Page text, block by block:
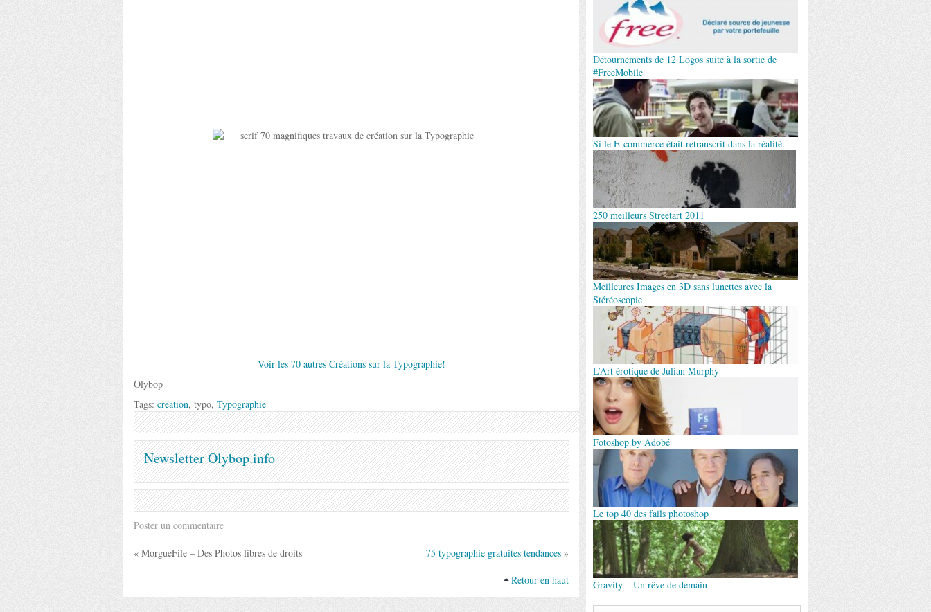
Voir les 70 autres Créations sur la Typographie!
Olybop
Tags: création, typo, Typographie
Newsletter Olybop.info
Poster un commentaire
« MorgueFile – Des Photos libres de droits 75 typographie gratuites tendances »
Retour en haut
Détournements de 12 Logos suite à la sortie de
#FreeMobile
Si le E-commerce était retranscrit dans la réalité.
250 meilleurs Streetart 2011
Meilleures Images en 3D sans lunettes avec la
Stéréoscopie
L’Art érotique de Julian Murphy
Fotoshop by Adobé
Le top 40 des fails photoshop
Gravity – Un rêve de demain